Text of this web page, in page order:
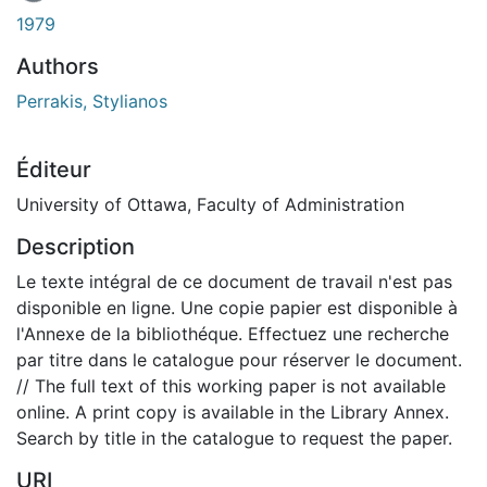
1979
Authors
Perrakis, Stylianos
Éditeur
University of Ottawa, Faculty of Administration
Description
Le texte intégral de ce document de travail n'est pas
disponible en ligne. Une copie papier est disponible à
l'Annexe de la bibliothéque. Effectuez une recherche
par titre dans le catalogue pour réserver le document.
// The full text of this working paper is not available
online. A print copy is available in the Library Annex.
Search by title in the catalogue to request the paper.
URI